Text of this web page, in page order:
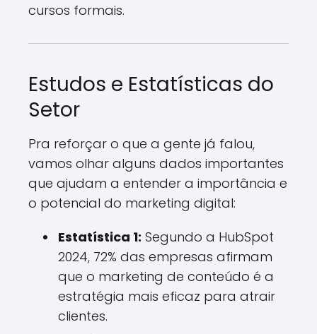
cursos formais.
Estudos e Estatísticas do
Setor
Pra reforçar o que a gente já falou,
vamos olhar alguns dados importantes
que ajudam a entender a importância e
o potencial do marketing digital:
Estatística 1: Segundo a HubSpot
2024, 72% das empresas afirmam
que o marketing de conteúdo é a
estratégia mais eficaz para atrair
clientes.